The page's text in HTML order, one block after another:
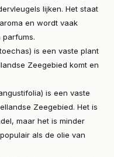
lijken. Het staat
en wordt vaak
parfums.
is een vaste plant
Zeegebied komt en
is een vaste
Zeegebied. Het is
maar het is minder
als de olie van